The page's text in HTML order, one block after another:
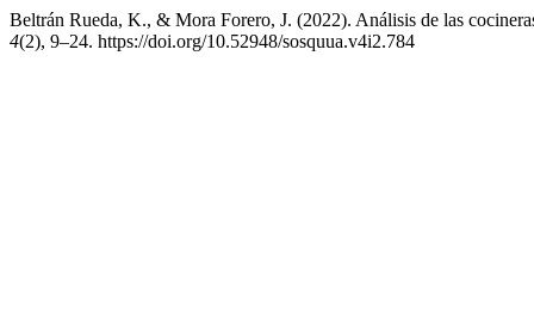
Beltrán Rueda, K., & Mora Forero, J. (2022). Análisis de las
4(2), 9–24. https://doi.org/10.52948/sosquua.v4i2.784